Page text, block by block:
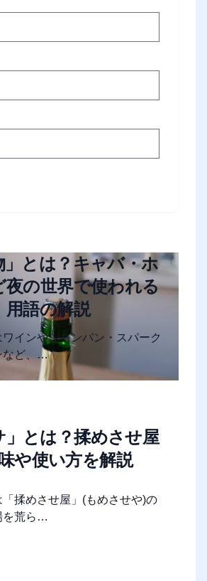
」とは？キャバ・ホ
夜の世界で使われる
用語の解説
ワインやシャンパン・スパーク
など、…
」とは？揉めさせ屋
や使い方を解説
「揉めさせ屋」(もめさせや)の
を荒ら…